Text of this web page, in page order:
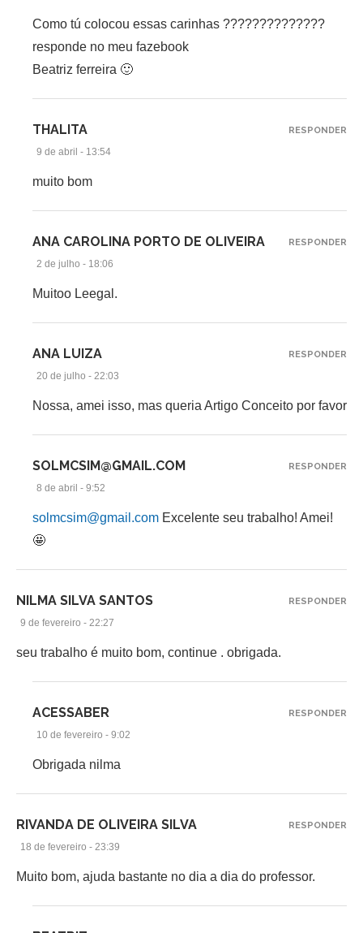
Como tú colocou essas carinhas ??????????????
responde no meu fazebook
Beatriz ferreira 🙂
THALITA
9 de abril - 13:54
muito bom
RESPONDER
ANA CAROLINA PORTO DE OLIVEIRA
2 de julho - 18:06
Muitoo Leegal.
RESPONDER
ANA LUIZA
20 de julho - 22:03
Nossa, amei isso, mas queria Artigo Conceito por favor
RESPONDER
SOLMCSIM@GMAIL.COM
8 de abril - 9:52
solmcsim@gmail.com Excelente seu trabalho! Amei!
🤩
RESPONDER
NILMA SILVA SANTOS
9 de fevereiro - 22:27
seu trabalho é muito bom, continue . obrigada.
RESPONDER
ACESSABER
10 de fevereiro - 9:02
Obrigada nilma
RESPONDER
RIVANDA DE OLIVEIRA SILVA
18 de fevereiro - 23:39
Muito bom, ajuda bastante no dia a dia do professor.
RESPONDER